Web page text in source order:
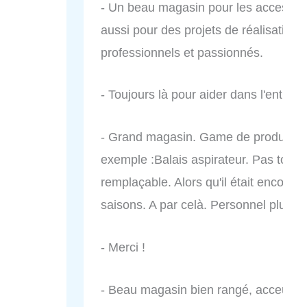
- Un beau magasin pour les
aussi pour des projets de
professionnels et passionnés.
- Toujours là pour aider dans
- Grand magasin. Game de
exemple :Balais aspirateur. Pas
remplaçable. Alors qu'il était
saisons. A par celà. Personnel
- Merci !
- Beau magasin bien rangé,